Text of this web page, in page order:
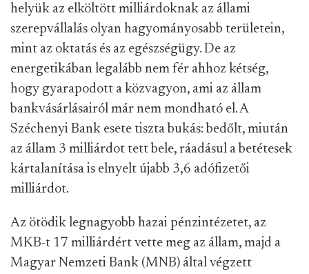
helyük az elköltött milliárdoknak az állami
szerepvállalás olyan hagyományosabb területein,
mint az oktatás és az egészségügy. De az
energetikában legalább nem fér ahhoz kétség,
hogy gyarapodott a közvagyon, ami az állam
bankvásárlásairól már nem mondható el. A
Széchenyi Bank esete tiszta bukás: bedőlt, miután
az állam 3 milliárdot tett bele, ráadásul a betétesek
kártalanítása is elnyelt újabb 3,6 adófizetői
milliárdot.
Az ötödik legnagyobb hazai pénzintézetet, az
MKB-t 17 milliárdért vette meg az állam, majd a
Magyar Nemzeti Bank (MNB) által végzett